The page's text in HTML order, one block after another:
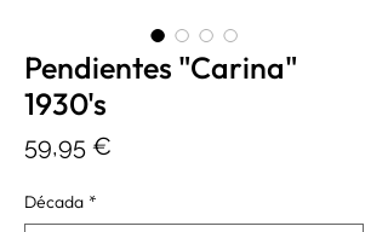
Pendientes "Carina"
1930's
59,95 €
Década *